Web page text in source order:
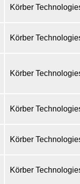
Körber
Körber
Körber
Körber
Körber
Körber